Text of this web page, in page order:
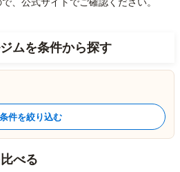
ムを条件から探す
件を絞り込む
べる